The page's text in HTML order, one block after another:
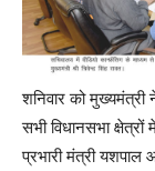
शनिवार को मुख्यमंत्री
सभी विधानसभा
प्रभारी मंत्री यशपाल